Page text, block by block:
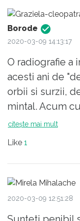
Borode
2020-03-09 14:13:17
O radiografie a
acesti ani de
orbii si surzii,
mintal. Acum
noastre"!
citește mai mult
Like 1
2020-03-09 12:51:28